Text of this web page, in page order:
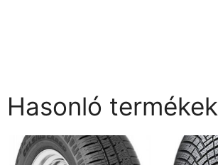
Hasonló termékek